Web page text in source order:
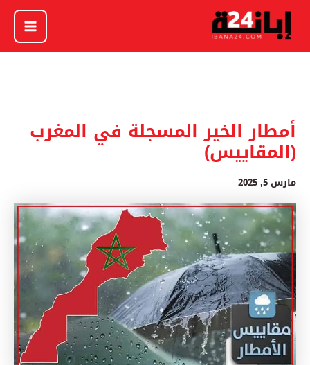
تخطي
المحتوى
أمطار الخير المسجلة في المغرب
(المقاييس)
مارس 5, 2025